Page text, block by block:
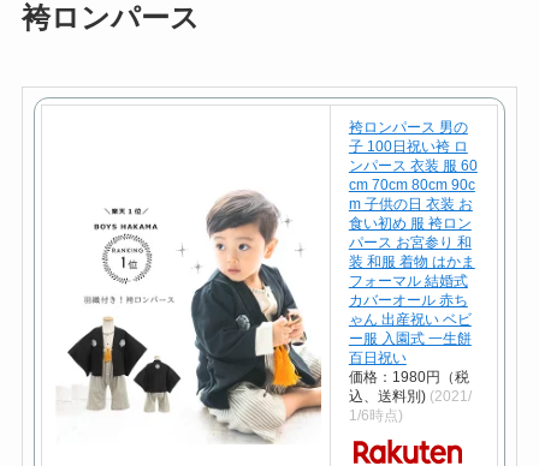
袴ロンパース
袴ロンパース 男の
子 100日祝い袴 ロ
ンパース 衣装 服 60
cm 70cm 80cm 90c
m 子供の日 衣装 お
食い初め 服 袴ロン
パース お宮参り 和
装 和服 着物 はかま
フォーマル 結婚式
カバーオール 赤ち
ゃん 出産祝い ベビ
ー服 入園式 一生餅
百日祝い
価格：1980円（税
込、送料別) (2021/
1/6時点)